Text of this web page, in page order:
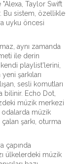
Taylor Swift
Bu sistem, özellikle
uyku öncesi
aynı zamanda
ile derin
playlist'lerini,
şarkıları
sesli komutları
bilinir. Echo Dot,
müzik merkezi
odalarda müzik
şarkı, oturma
çapında
ülkelerdeki müzik